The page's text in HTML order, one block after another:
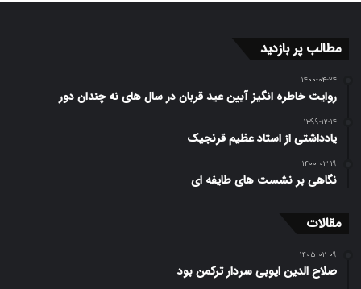
مطالب پر بازدید
۱۴۰۰-۰۴-۲۴
روایت خاطره انگیز آیین عید قربان در سال های نه چندان دور
۱۳۹۹-۱۲-۱۴
یادداشتی از استاد عظیم قرنجیک
۱۴۰۰-۰۳-۱۹
نگاهی بر نشست های طایفه ای
مقالات
۱۴۰۵-۰۲-۰۹
صلاح الدین ایوبی سردار ترکمن بود